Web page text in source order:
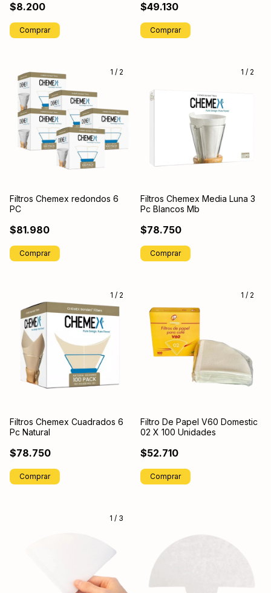
$8.200 $49.130
1 / 2
Filtros Chemex redondos 6
PC
$81.980
1 / 2
Filtros Chemex Media Luna 3
Pc Blancos Mb
$78.750
1 / 2
Filtros Chemex Cuadrados 6
Pc Natural
$78.750
1 / 2
Filtro De Papel V60 Domestic
02 X 100 Unidades
$52.710
1 / 3